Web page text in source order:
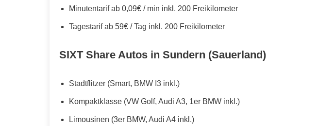
Minutentarif ab 0,09€ / min inkl. 200 Freikilometer
Tagestarif ab 59€ / Tag inkl. 200 Freikilometer
SIXT Share Autos in Sundern (Sauerland)
Stadtflitzer (Smart, BMW I3 inkl.)
Kompaktklasse (VW Golf, Audi A3, 1er BMW inkl.)
Limousinen (3er BMW, Audi A4 inkl.)